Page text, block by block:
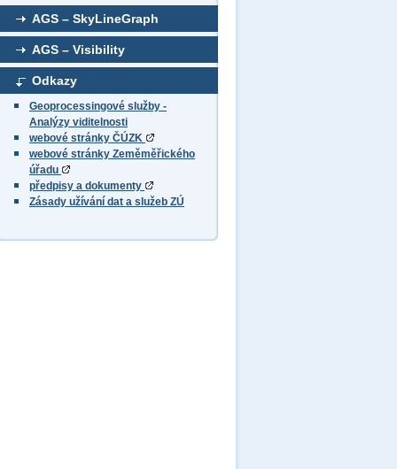
AGS – SkyLineGraph
AGS – Visibility
Odkazy
Geoprocessingové služby -
Analýzy viditelnosti
webové stránky ČÚZK
webové stránky Zeměměřického
úřadu
předpisy a dokumenty
Zásady užívání dat a služeb ZÚ